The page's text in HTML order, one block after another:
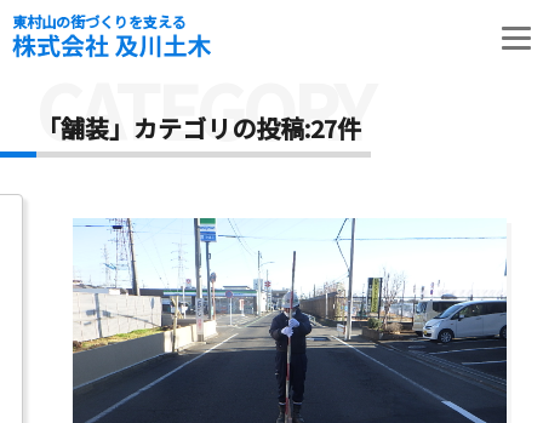
東村山の街づくりを支える
CATEGORY
「舗装」カテゴリの投稿:27件